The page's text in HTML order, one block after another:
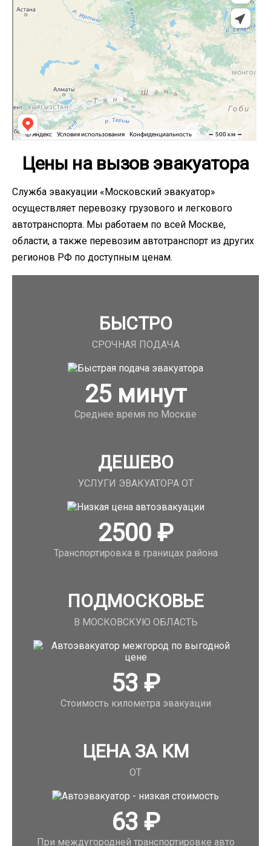
Цены на вызов эвакуатора
Служба эвакуации «Московский эвакуатор»
осуществляет перевозку грузового и легкового
автотранспорта. Мы работаем по всей Москве,
области, а также перевозим автотранспорт из других
регионов РФ по доступным ценам.
БЫСТРО
СРОЧНАЯ ПОДАЧА
25минут
Среднее время по Москве
ДЕШЕВО
УСЛУГИ ЭВАКУАТОРА ОТ
2500₽
Транспортировка в границах района
ПОДМОСКОВЬЕ
В МОСКОВСКУЮ ОБЛАСТЬ
53₽
Стоимость километра эвакуации
ЦЕНА ЗА КМ
ОТ
63₽
При междугородней транспортировке авто